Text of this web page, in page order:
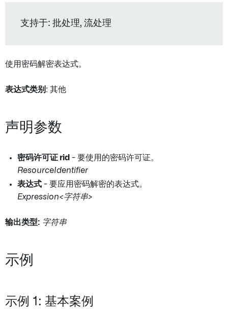
支持于: 批处理, 流处理
使用密码解密表达式。
表达式类别 : 其他
声明参数
密码许可证 rid - 要使用的密码许可证。
ResourceIdentifier
表达式 - 要应用密码解密的表达式。
Expression<字符串>
输出类型: 字符串
示例
示例 1: 基本案例